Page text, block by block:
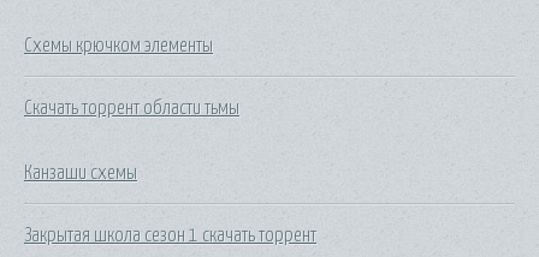
Схемы крючком элементы
Скачать торрент oблacти тьмы
Канзаши схемы
Закрытая школа сезон 1 скачать торрент